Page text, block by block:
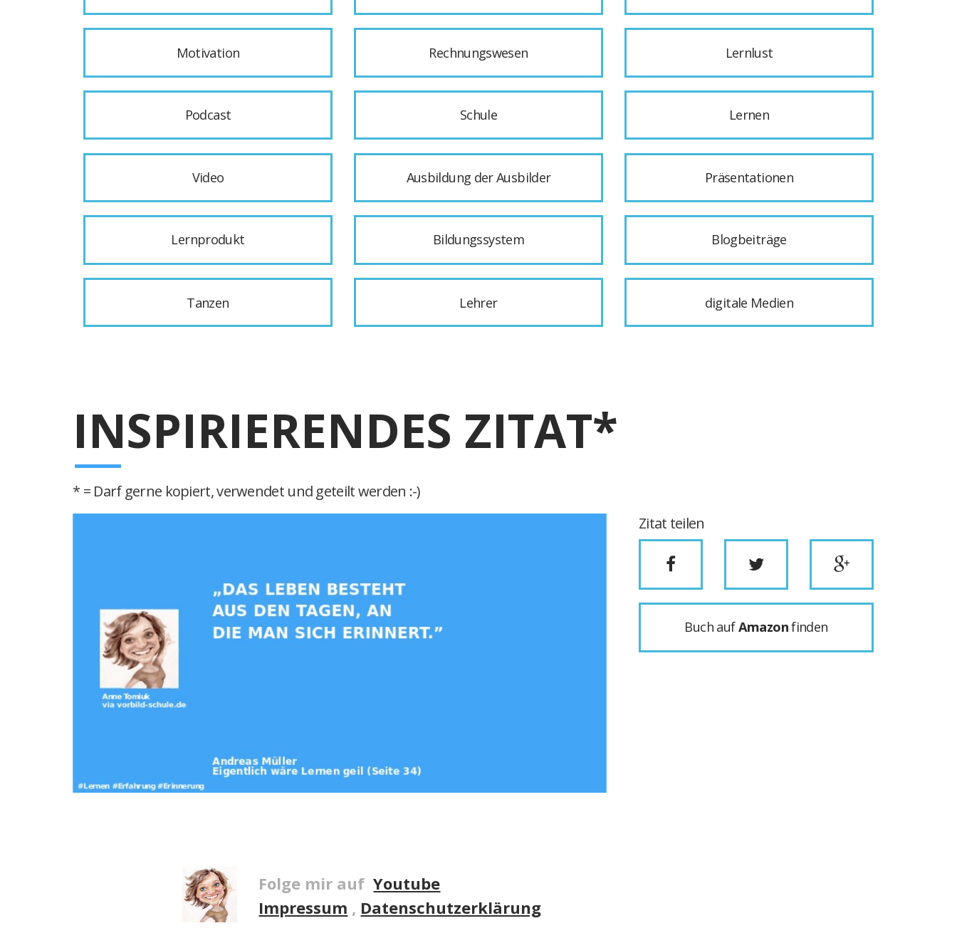
Motivation Rechnungswesen Lernlust
Podcast Schule Lernen
Video Ausbildung der Ausbilder Präsentationen
Lernprodukt Bildungssystem Blogbeiträge
Tanzen Lehrer digitale Medien
INSPIRIERENDES ZITAT*
* = Darf gerne kopiert, verwendet und geteilt werden :-)
Zitat teilen
Buch aufAmazonfinden
Folge mir auf Youtube
Impressum , Datenschutzerklärung